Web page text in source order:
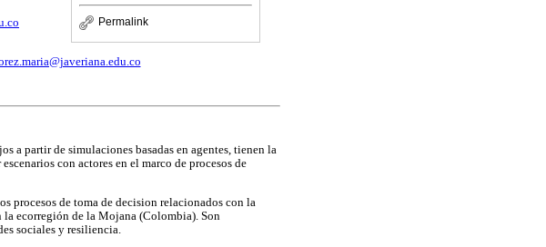
Permalink
a partir de simulaciones basadas en agentes, tienen la
con actores en el marco de procesos de
procesos de toma de decision relacionados con la
la ecorregión de la Mojana (Colombia). Son
sociales y resiliencia.